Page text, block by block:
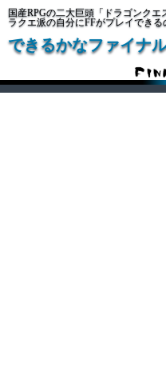
国産RPGの二大巨頭「ドラゴンク
ラクエ派の自分にFFがプレイできる
できるかなファイナ